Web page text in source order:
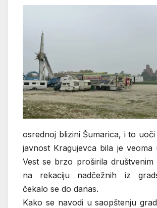
osrednoj blizini Šumarica, i to
javnost Kragujevca bila je veoma
Vest se brzo proširila društvenim
na rekaciju nadčežnih iz
čekalo se do danas.
Kako se navodi u saopštenju